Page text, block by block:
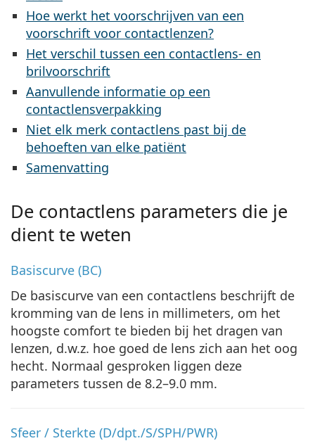
Prada
Alle merken
Hoe werkt het voorschrijven van een
voorschrift voor contactlenzen?
Het verschil tussen een contactlens- en
brilvoorschrift
Aanvullende informatie op een
contactlensverpakking
Niet elk merk contactlens past bij de
behoeften van elke patiënt
Samenvatting
De contactlens parameters die je
dient te weten
Basiscurve (BC)
De basiscurve van een contactlens beschrijft de
kromming van de lens in millimeters, om het
hoogste comfort te bieden bij het dragen van
lenzen, d.w.z. hoe goed de lens zich aan het oog
hecht. Normaal gesproken liggen deze
parameters tussen de 8.2–9.0 mm.
Sfeer / Sterkte (D/dpt./S/SPH/PWR)